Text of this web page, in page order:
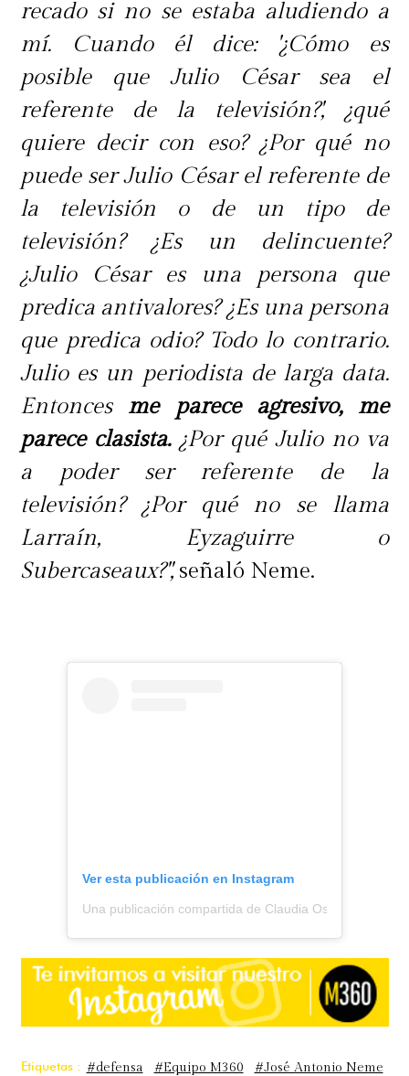
recado si no se estaba aludiendo a
mí. Cuando él dice: '¿Cómo es
posible que Julio César sea el
referente de la televisión?', ¿qué
quiere decir con eso? ¿Por qué no
puede ser Julio César el referente de
la televisión o de un tipo de
televisión? ¿Es un delincuente?
¿Julio César es una persona que
predica antivalores? ¿Es una persona
que predica odio? Todo lo contrario.
Julio es un periodista de larga data.
Entonces me parece agresivo, me
parece clasista.¿Por qué Julio no va
a poder ser referente de la
televisión? ¿Por qué no se llama
Larraín, Eyzaguirre o
Subercaseaux?",señaló Neme.
Ver esta publicación en Instagram
Una publicación compartida de Claudia Ossandón
Etiquetas : #defensa #Equipo M360
#José Antonio Neme